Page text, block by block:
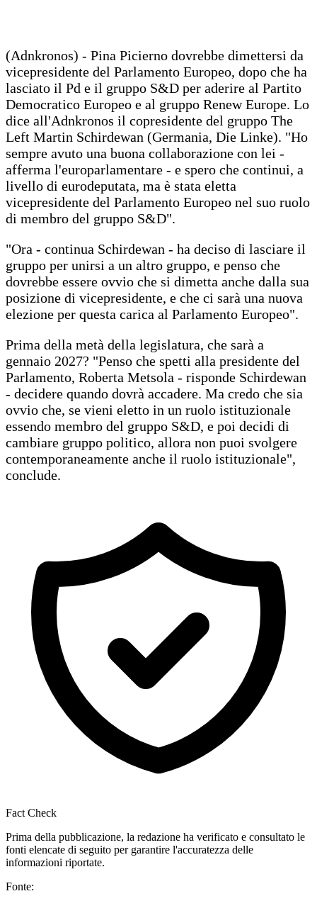
(Adnkronos) - Pina Picierno dovrebbe dimettersi da
vicepresidente del Parlamento Europeo, dopo che ha
lasciato il Pd e il gruppo S&D per aderire al Partito
Democratico Europeo e al gruppo Renew Europe. Lo
dice all'Adnkronos il copresidente del gruppo The
Left Martin Schirdewan (Germania, Die Linke). "Ho
sempre avuto una buona collaborazione con lei -
afferma l'europarlamentare - e spero che continui, a
livello di eurodeputata, ma è stata eletta
vicepresidente del Parlamento Europeo nel suo ruolo
di membro del gruppo S&D".
"Ora - continua Schirdewan - ha deciso di lasciare il
gruppo per unirsi a un altro gruppo, e penso che
dovrebbe essere ovvio che si dimetta anche dalla sua
posizione di vicepresidente, e che ci sarà una nuova
elezione per questa carica al Parlamento Europeo".
Prima della metà della legislatura, che sarà a
gennaio 2027? "Penso che spetti alla presidente del
Parlamento, Roberta Metsola - risponde Schirdewan
- decidere quando dovrà accadere. Ma credo che sia
ovvio che, se vieni eletto in un ruolo istituzionale
essendo membro del gruppo S&D, e poi decidi di
cambiare gruppo politico, allora non puoi svolgere
contemporaneamente anche il ruolo istituzionale",
conclude.
Fact Check
Prima della pubblicazione, la redazione ha verificato e consultato le
fonti elencate di seguito per garantire l'accuratezza delle
informazioni riportate.
Fonte: